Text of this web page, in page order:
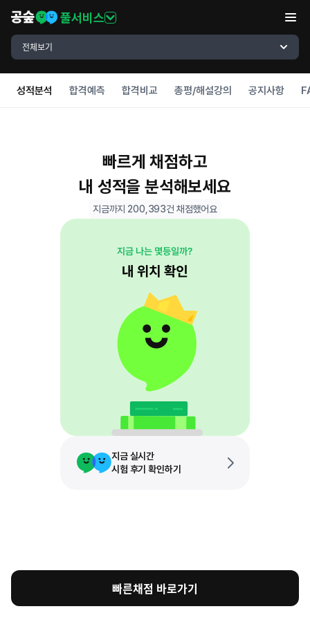
풀서비스
전체보기
성적분석 합격예측 합격비교 총평/해설강의 공지사항
빠르게 채점하고
내 성적을 분석해보세요
지금까지 200,393건 채점했어요
지금 실시간
시험 후기 확인하기
빠른채점 바로가기